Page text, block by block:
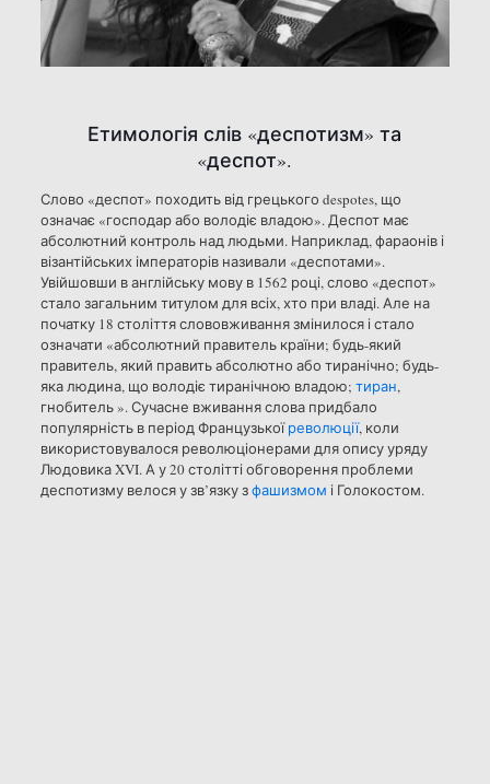
Етимологія слів «деспотизм» та
«деспот».
Слово «деспот» походить від грецького despotes, що
означає «господар або володіє владою». Деспот має
абсолютний контроль над людьми. Наприклад, фараонів і
візантійських імператорів називали «деспотами».
Увійшовши в англійську мову в 1562 році, слово «деспот»
стало загальним титулом для всіх, хто при владі. Але на
початку 18 століття слововживання змінилося і стало
означати «абсолютний правитель країни; будь-який
правитель, який править абсолютно або тиранічно; будь-
яка людина, що володіє тиранічною владою; тиран,
гнобитель ». Сучасне вживання слова придбало
популярність в період Французькоїреволюції, коли
використовувалося революціонерами для опису уряду
Людовика XVI. А у 20 столітті обговорення проблеми
деспотизму велося у зв’язку зфашизмом і Голокостом.